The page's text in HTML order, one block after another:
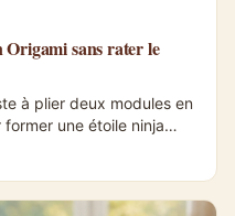
sans rater le
à plier deux modules en
une étoile ninja